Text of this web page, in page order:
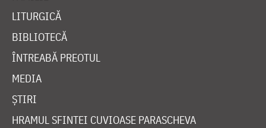
LITURGICĂ
BIBLIOTECĂ
ÎNTREABĂ PREOTUL
MEDIA
ȘTIRI
HRAMUL SFINTEI CUVIOASE PARASCHEVA